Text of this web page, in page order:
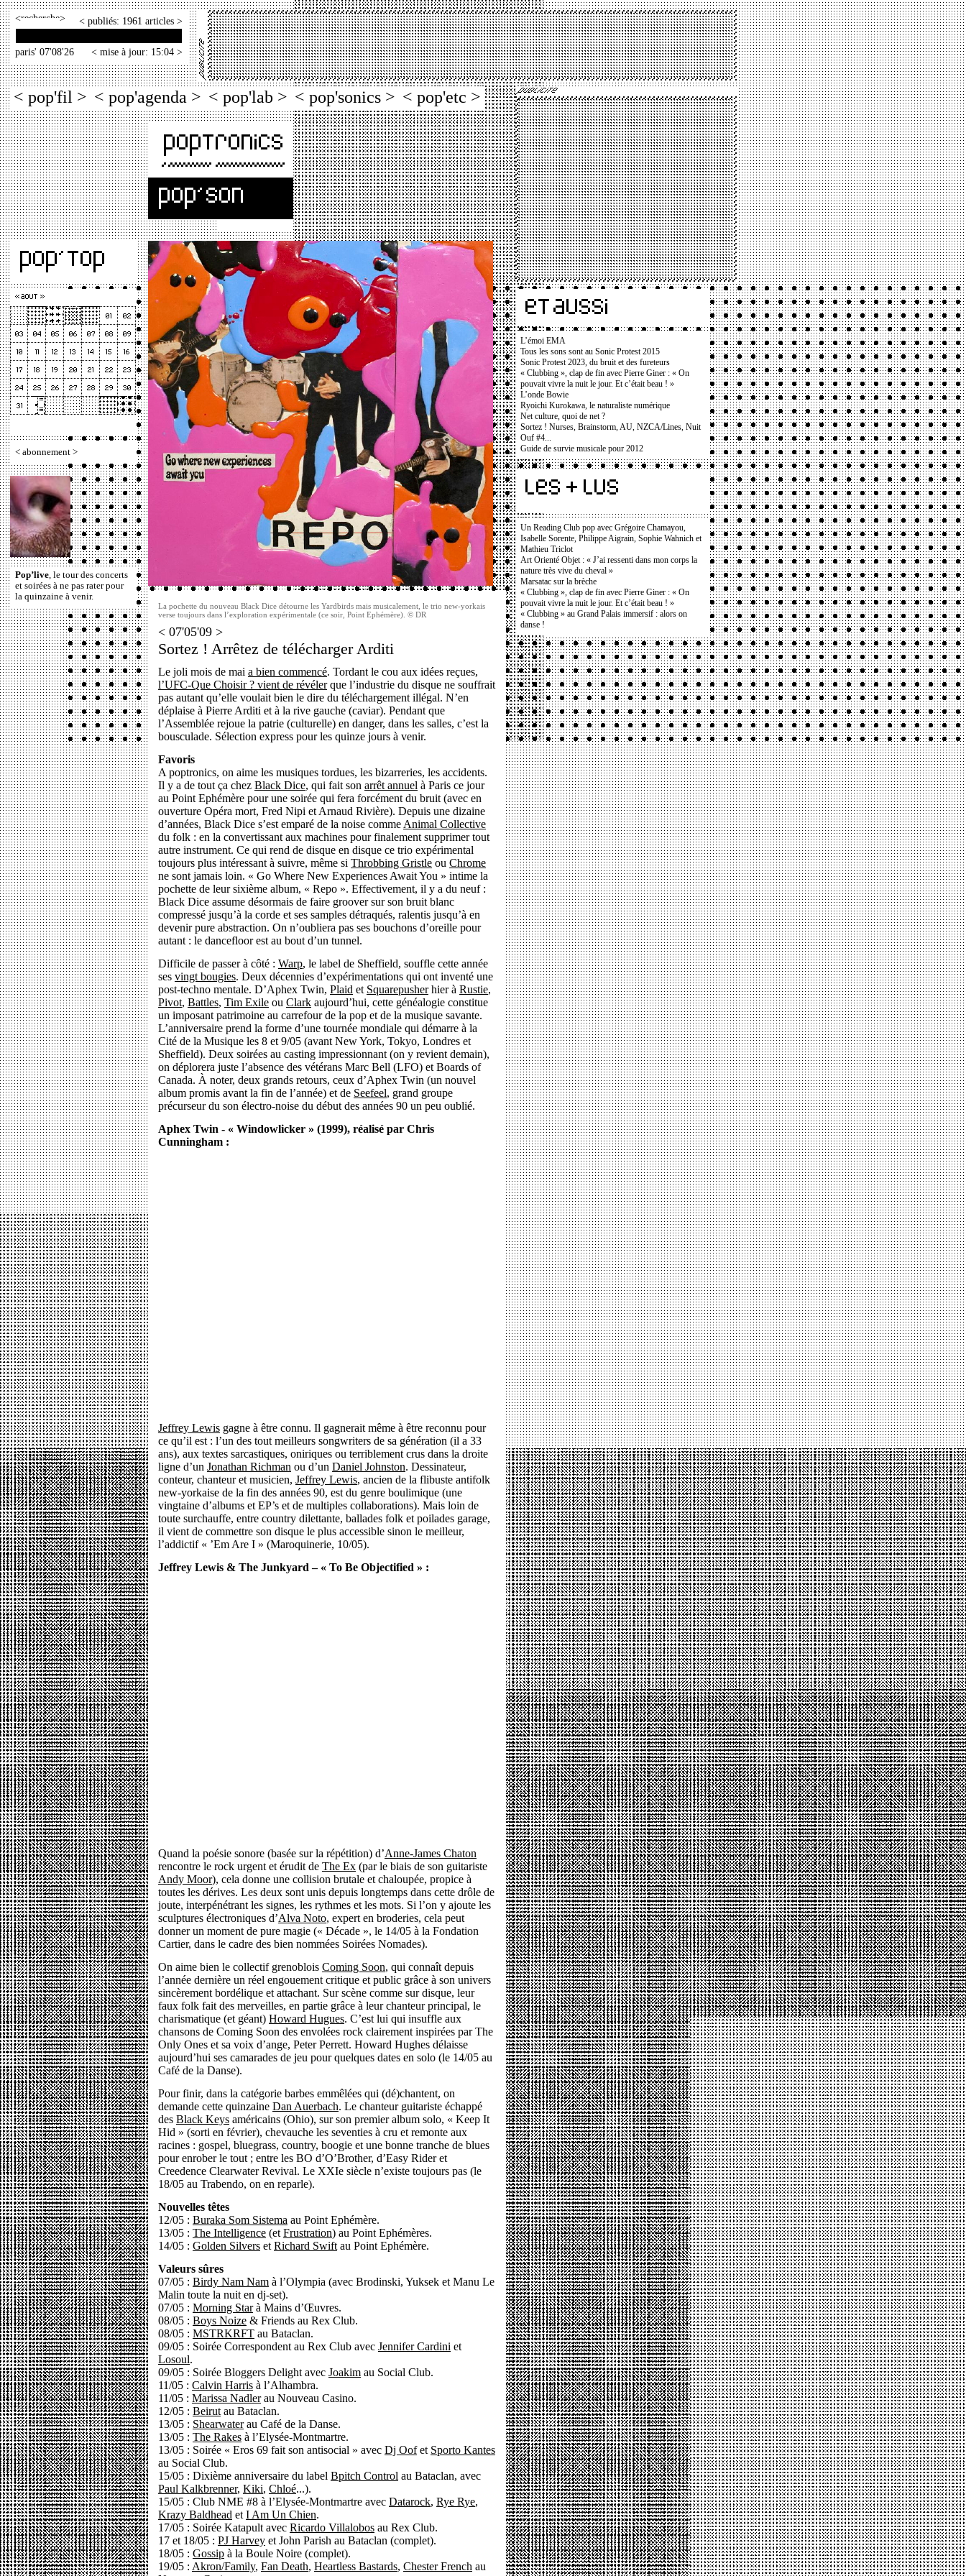
< > < publiés: 1961 articles >
paris' 07'08'26 < mise à jour: 15:04 >
< pop'fil > < pop'agenda > < pop'lab > < pop'sonics > < pop'etc >
< abonnement >
Pop’live, le tour des concerts
et soirées à ne pas rater pour
la quinzaine à venir.
La pochette du nouveau Black Dice détourne les Yardbirds mais musicalement, le trio new-yorkais
verse toujours dans l’exploration expérimentale (ce soir, Point Ephémère). © DR
< 07'05'09 >
Sortez ! Arrêtez de télécharger Arditi
Le joli mois de mai a bien commencé. Tordant le cou aux idées reçues,
l’UFC-Que Choisir ? vient de révélerque l’industrie du disque ne souffrait
pas autant qu’elle voulait bien le dire du téléchargement illégal. N’en
déplaise à Pierre Arditi et à la rive gauche (caviar). Pendant que
l’Assemblée rejoue la patrie (culturelle) en danger, dans les salles, c’est la
bousculade. Sélection express pour les quinze jours à venir.
Favoris
A poptronics, on aime les musiques tordues, les bizarreries, les accidents.
Il y a de tout ça chez Black Dice, qui fait son arrêt annuel à Paris ce jour
au Point Ephémère pour une soirée qui fera forcément du bruit (avec en
ouverture Opéra mort, Fred Nipi et Arnaud Rivière). Depuis une dizaine
d’années, Black Dice s’est emparé de la noise comme Animal Collective
du folk : en la convertissant aux machines pour finalement supprimer tout
autre instrument. Ce qui rend de disque en disque ce trio expérimental
toujours plus intéressant à suivre, même si Throbbing Gristle ou Chrome
ne sont jamais loin. « Go Where New Experiences Await You » intime la
pochette de leur sixième album, « Repo ». Effectivement, il y a du neuf :
Black Dice assume désormais de faire groover sur son bruit blanc
compressé jusqu’à la corde et ses samples détraqués, ralentis jusqu’à en
devenir pure abstraction. On n’oubliera pas ses bouchons d’oreille pour
autant : le dancefloor est au bout d’un tunnel.
Difficile de passer à côté : Warp, le label de Sheffield, souffle cette année
ses vingt bougies. Deux décennies d’expérimentations qui ont inventé une
post-techno mentale. D’Aphex Twin, Plaid et Squarepusherhier à Rustie,
Pivot, Battles, Tim Exile ou Clark aujourd’hui, cette généalogie constitue
un imposant patrimoine au carrefour de la pop et de la musique savante.
L’anniversaire prend la forme d’une tournée mondiale qui démarre à la
Cité de la Musique les 8 et 9/05 (avant New York, Tokyo, Londres et
Sheffield). Deux soirées au casting impressionnant (on y revient demain),
on déplorera juste l’absence des vétérans Marc Bell (LFO) et Boards of
Canada. À noter, deux grands retours, ceux d’Aphex Twin (un nouvel
album promis avant la fin de l’année) et de Seefeel, grand groupe
précurseur du son électro-noise du début des années 90 un peu oublié.
Aphex Twin - « Windowlicker » (1999), réalisé par Chris
Cunningham :
Jeffrey Lewis gagne à être connu. Il gagnerait même à être reconnu pour
ce qu’il est : l’un des tout meilleurs songwriters de sa génération (il a 33
ans), aux textes sarcastiques, oniriques ou terriblement crus dans la droite
ligne d’un Jonathan Richman ou d’un Daniel Johnston. Dessinateur,
conteur, chanteur et musicien, Jeffrey Lewis, ancien de la flibuste antifolk
new-yorkaise de la fin des années 90, est du genre boulimique (une
vingtaine d’albums et EP’s et de multiples collaborations). Mais loin de
toute surchauffe, entre country dilettante, ballades folk et poilades garage,
il vient de commettre son disque le plus accessible sinon le meilleur,
l’addictif « ’Em Are I » (Maroquinerie, 10/05).
Jeffrey Lewis & The Junkyard – « To Be Objectified » :
Quand la poésie sonore (basée sur la répétition) d’Anne-James Chaton
rencontre le rock urgent et érudit de The Ex (par le biais de son guitariste
Andy Moor), cela donne une collision brutale et chaloupée, propice à
toutes les dérives. Les deux sont unis depuis longtemps dans cette drôle de
joute, interpénétrant les signes, les rythmes et les mots. Si l’on y ajoute les
sculptures électroniques d’Alva Noto, expert en broderies, cela peut
donner un moment de pure magie (« Décade », le 14/05 à la Fondation
Cartier, dans le cadre des bien nommées Soirées Nomades).
On aime bien le collectif grenoblois Coming Soon, qui connaît depuis
l’année dernière un réel engouement critique et public grâce à son univers
sincèrement bordélique et attachant. Sur scène comme sur disque, leur
faux folk fait des merveilles, en partie grâce à leur chanteur principal, le
charismatique (et géant) Howard Hugues. C’est lui qui insuffle aux
chansons de Coming Soon des envolées rock clairement inspirées par The
Only Ones et sa voix d’ange, Peter Perrett. Howard Hughes délaisse
aujourd’hui ses camarades de jeu pour quelques dates en solo (le 14/05 au
Café de la Danse).
Pour finir, dans la catégorie barbes emmêlées qui (dé)chantent, on
demande cette quinzaine Dan Auerbach. Le chanteur guitariste échappé
des Black Keys américains (Ohio), sur son premier album solo, « Keep It
Hid » (sorti en février), chevauche les seventies à cru et remonte aux
racines : gospel, bluegrass, country, boogie et une bonne tranche de blues
pour enrober le tout ; entre les BO d’O’Brother, d’Easy Rider et
Creedence Clearwater Revival. Le XXIe siècle n’existe toujours pas (le
18/05 au Trabendo, on en reparle).
Nouvelles têtes
12/05 : Buraka Som Sistema au Point Ephémère.
13/05 : The Intelligence (et Frustration) au Point Ephémères.
14/05 : Golden Silvers et Richard Swift au Point Ephémère.
Valeurs sûres
07/05 : Birdy Nam Nam à l’Olympia (avec Brodinski, Yuksek et Manu Le
Malin toute la nuit en dj-set).
07/05 : Morning Starà Mains d’Œuvres.
08/05 : Boys Noize & Friends au Rex Club.
08/05 : MSTRKRFT au Bataclan.
09/05 : Soirée Correspondent au Rex Club avec Jennifer Cardini et
Losoul.
09/05 : Soirée Bloggers Delight avec Joakim au Social Club.
11/05 : Calvin Harris à l’Alhambra.
11/05 : Marissa Nadlerau Nouveau Casino.
12/05 : Beirut au Bataclan.
13/05 : Shearwaterau Café de la Danse.
13/05 : The Rakes à l’Elysée-Montmartre.
13/05 : Soirée « Eros 69 fait son antisocial » avec Dj Oofet Sporto Kantes
au Social Club.
15/05 : Dixième anniversaire du label Bpitch Control au Bataclan, avec
Paul Kalkbrenner, Kiki, Chloé...).
15/05 : Club NME #8 à l’Elysée-Montmartre avec Datarock, Rye Rye,
Krazy Baldhead et I Am Un Chien.
17/05 : Soirée Katapult avec Ricardo Villalobos au Rex Club.
17 et 18/05 : PJ Harvey et John Parish au Bataclan (complet).
18/05 : Gossip à la Boule Noire (complet).
19/05 : Akron/Family, Fan Death, Heartless Bastards, Chester French au
L’émoi EMA
Tous les sons sont au Sonic Protest 2015
Sonic Protest 2023, du bruit et des fureteurs
« Clubbing », clap de fin avec Pierre Giner : « On
pouvait vivre la nuit le jour. Et c’était beau ! »
L’onde Bowie
Ryoichi Kurokawa, le naturaliste numérique
Net culture, quoi de net ?
Sortez ! Nurses, Brainstorm, AU, NZCA/Lines, Nuit
Ouf #4...
Guide de survie musicale pour 2012
Un Reading Club pop avec Grégoire Chamayou,
Isabelle Sorente, Philippe Aigrain, Sophie Wahnich et
Mathieu Triclot
Art Orienté Objet : « J’ai ressenti dans mon corps la
nature très vive du cheval »
Marsatac sur la brèche
« Clubbing », clap de fin avec Pierre Giner : « On
pouvait vivre la nuit le jour. Et c’était beau ! »
« Clubbing » au Grand Palais immersif : alors on
danse !